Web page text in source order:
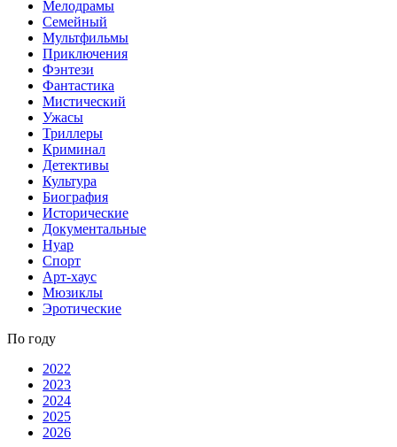
Мелодрамы
Семейный
Мультфильмы
Приключения
Фэнтези
Фантастика
Мистический
Ужасы
Триллеры
Криминал
Детективы
Культура
Биография
Исторические
Документальные
Нуар
Спорт
Арт-хаус
Мюзиклы
Эротические
По году
2022
2023
2024
2025
2026